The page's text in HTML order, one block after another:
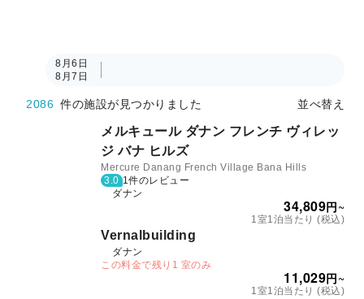
8月6日
8月7日
2086 件の施設が見つかりました 並べ替え
メルキュール ダナン フレンチ ヴィレッ
ジ バナ ヒルズ
Mercure Danang French Village Bana Hills
3.0 1件のレビュー
ダナン
円
34,809 ~
1室1泊当たり (税込)
Vernalbuilding
ダナン
この料金で残り1 室のみ
円
11,029 ~
1室1泊当たり (税込)